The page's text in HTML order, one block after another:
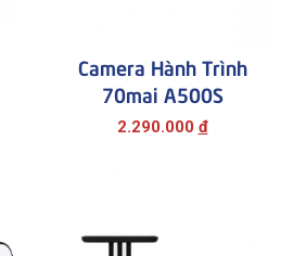
Camera Hành Trình
70mai A500S
2.290.000 đ